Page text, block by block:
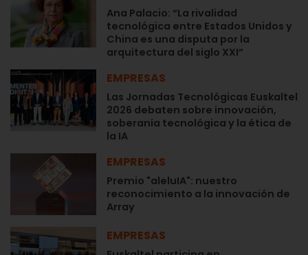
Ana Palacio: “La rivalidad
tecnológica entre Estados Unidos y
China es una disputa por la
arquitectura del siglo XXI”
EMPRESAS
Las Jornadas Tecnológicas Euskaltel
2026 debaten sobre innovación,
soberanía tecnológica y la ética de
la IA
EMPRESAS
Premio "aleluIA": nuestro
reconocimiento a la innovación de
Array
EMPRESAS